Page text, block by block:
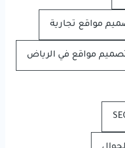
مواقع تجارية
مواقع في الرياض